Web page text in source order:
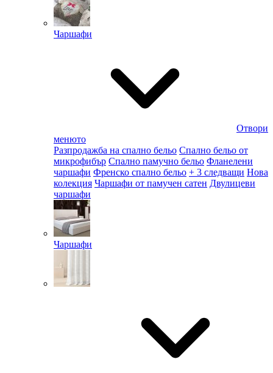
Чаршафи
Отвори
менюто
Разпродажба на спално бельо Спално бельо от
микрофибър Спално памучно бельо Фланелени
чаршафи Френско спално бельо + 3 следващи Нова
колекция Чаршафи от памучен сатен Двулицеви
чаршафи
Чаршафи